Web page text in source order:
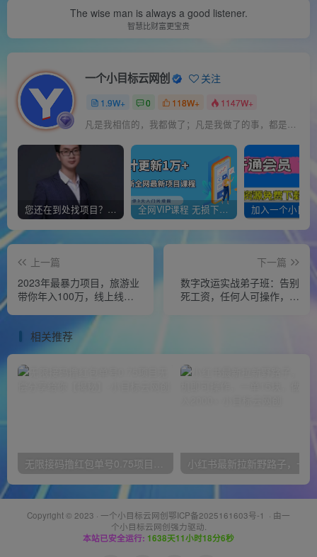
The wise man is always a good listener.
智慧比财富更宝贵
一个小目标云网创 关注
1.9W+ 0 118W+ 1147W+
凡是我相信的，我都做了；凡是我做了的事，都是全身心地投入去做的
您还在到处找项目？还在当韭菜？我靠经营“一个小目标网创商城”年入百W+，曾经我也负债累累! 全网VIP课程 无损下载~
上一篇
2023年最暴力项目，旅游业
带你年入100万，线上线下
下一篇
数字改运实战弟子班：告别
死工资，任何人可操作，一
相关推荐
无限接码撸红包单号0.75项目无偿分享给你【揭秘】
Copyright © 2023 · 一个小目标云网创鄂ICP备2025161603号-1 · 由一
个小目标云网创强力驱动.
本站已安全运行: 1638天11小时18分7秒